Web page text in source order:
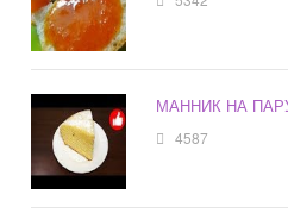
МАННИК НА
4587